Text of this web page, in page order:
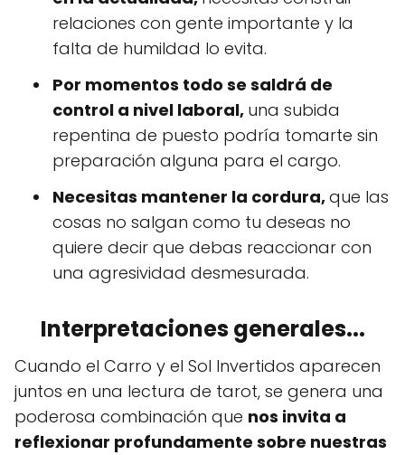
relaciones con gente importante y la
falta de humildad lo evita.
Por momentos todo se saldrá de
control a nivel laboral, una subida
repentina de puesto podría tomarte sin
preparación alguna para el cargo.
Necesitas mantener la cordura,que las
cosas no salgan como tu deseas no
quiere decir que debas reaccionar con
una agresividad desmesurada.
Interpretaciones generales...
Cuando el Carro y el Sol Invertidos aparecen
juntos en una lectura de tarot, se genera una
poderosa combinación que nos invita a
reflexionar profundamente sobre nuestras